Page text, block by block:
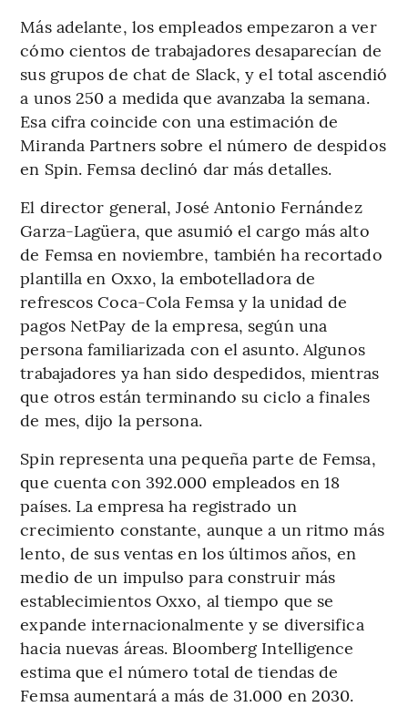
Más adelante, los empleados empezaron a ver
cómo cientos de trabajadores desaparecían de
sus grupos de chat de Slack, y el total ascendió
a unos 250 a medida que avanzaba la semana.
Esa cifra coincide con una estimación de
Miranda Partners sobre el número de despidos
en Spin. Femsa declinó dar más detalles.
El director general, José Antonio Fernández
Garza-Lagüera, que asumió el cargo más alto
de Femsa en noviembre, también ha recortado
plantilla en Oxxo, la embotelladora de
refrescos Coca-Cola Femsa y la unidad de
pagos NetPay de la empresa, según una
persona familiarizada con el asunto. Algunos
trabajadores ya han sido despedidos, mientras
que otros están terminando su ciclo a finales
de mes, dijo la persona.
Spin representa una pequeña parte de Femsa,
que cuenta con 392.000 empleados en 18
países. La empresa ha registrado un
crecimiento constante, aunque a un ritmo más
lento, de sus ventas en los últimos años, en
medio de un impulso para construir más
establecimientos Oxxo, al tiempo que se
expande internacionalmente y se diversifica
hacia nuevas áreas. Bloomberg Intelligence
estima que el número total de tiendas de
Femsa aumentará a más de 31.000 en 2030.